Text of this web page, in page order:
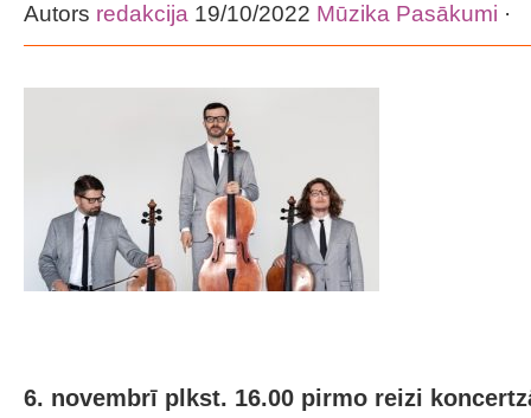
Autors redakcija 19/10/2022 Mūzika Pasākumi ·
6. novembrī plkst. 16.00 pirmo reizi